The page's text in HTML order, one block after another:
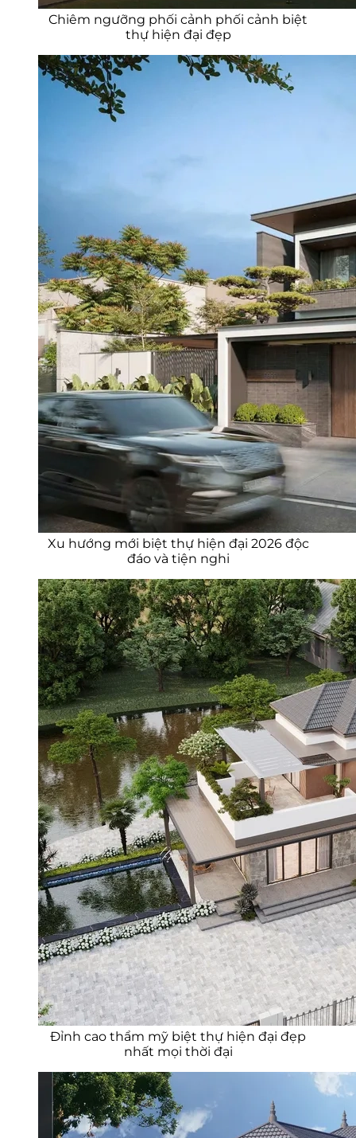
Chiêm ngưỡng phối cảnh phối cảnh biệt
thự hiện đại đẹp
Xu hướng mới biệt thự hiện đại 2026 độc
đáo và tiện nghi
Đỉnh cao thẩm mỹ biệt thự hiện đại đẹp
nhất mọi thời đại